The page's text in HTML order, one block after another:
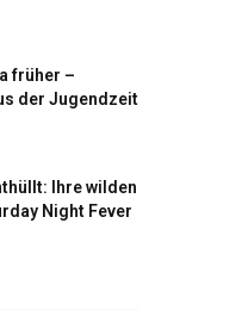
früher –
der Jugendzeit
Ihre wilden
Night Fever